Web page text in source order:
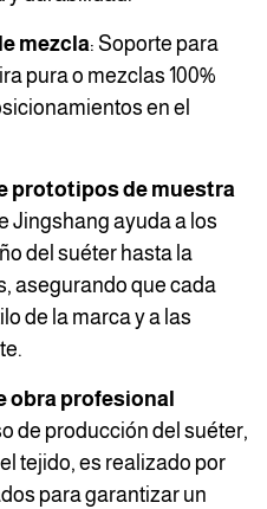
mezcla: Soporte para
pura o mezclas 100%
en el
prototipos de muestra
Jingshang ayuda a los
del suéter hasta la
asegurando que cada
de la marca y a las
obra profesional
de producción del suéter,
tejido, es realizado por
para garantizar un